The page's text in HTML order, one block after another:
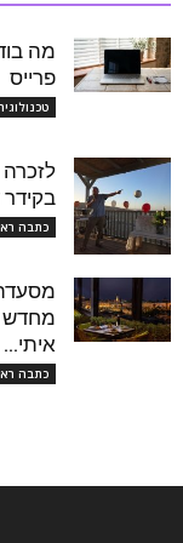
מה
פרייס
בקידר
כתבה
מחדש
איתי...
כתבה